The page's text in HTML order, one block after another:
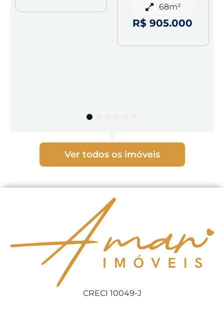
68m²
R$ 905.000
4
Ver todos os imóveis
CRECI 10049-J